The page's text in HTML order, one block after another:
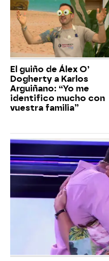
El guiño de Álex O’
Dogherty a Karlos
Arguiñano: “Yo me
identifico mucho con
vuestra familia”